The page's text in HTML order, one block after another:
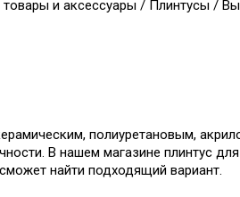
и аксессуары / Плинтусы /
полиуретановым,
В нашем магазине плинтус
найти подходящий вариант.